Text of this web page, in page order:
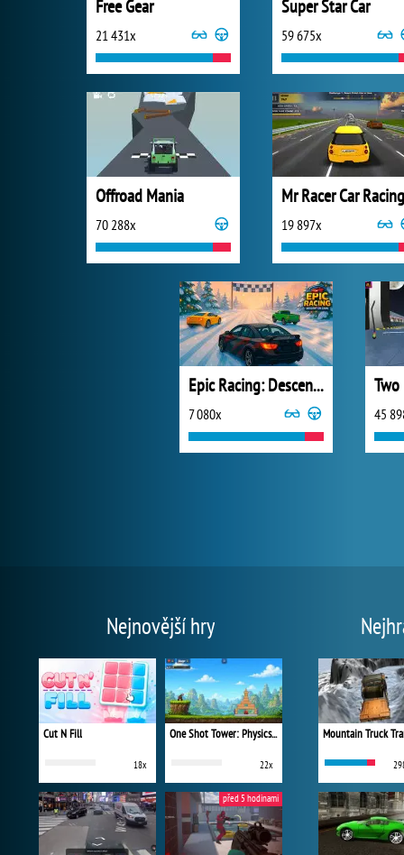
Free Gear
21 431x
Super Star Car
59 675x
Offroad Mania
70 288x
Mr Racer Car Racing
19 897x
Epic Racing: Descent on Cars
7 080x 45
Nejnovější hry
Cut N Fill
18x
One Shot Tower: Physics Destroyer
22x
před 5 hodinami
Mountain Truck